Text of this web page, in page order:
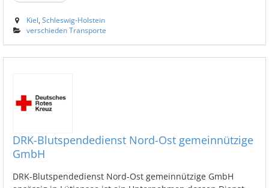
Kiel, Schleswig-Holstein
verschieden Transporte
DRK-Blutspendedienst Nord-Ost gemeinnützige
GmbH
DRK-Blutspendedienst Nord-Ost gemeinnützige GmbH